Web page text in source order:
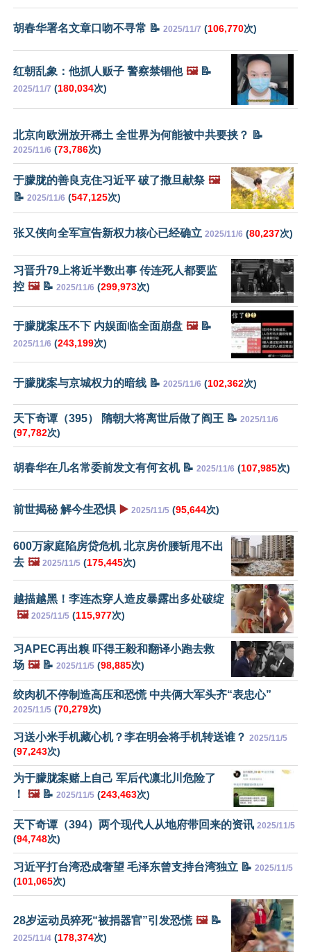
胡春华署名文章口吻不寻常 📝 2025/11/7 (106,770次)
红朝乱象：他抓人贩子 警察禁锢他 🖼️📝
2025/11/7 (180,034次)
北京向欧洲放开稀土 全世界为何能被中共要挟？ 📝
2025/11/6 (73,786次)
于朦胧的善良克住习近平 破了撒旦献祭 🖼️
📝 2025/11/6 (547,125次)
张又侠向全军宣告新权力核心已经确立 2025/11/6 (80,237次)
习晋升79上将近半数出事 传连死人都要监
控 🖼️📝 2025/11/6 (299,973次)
于朦胧案压不下 内娱面临全面崩盘 🖼️📝
2025/11/6 (243,199次)
于朦胧案与京城权力的暗线 📝 2025/11/6 (102,362次)
天下奇谭（395） 隋朝大将离世后做了阎王 📝 2025/11/6
(97,782次)
胡春华在几名常委前发文有何玄机 📝 2025/11/6 (107,985次)
前世揭秘 解今生恐惧 ▶️ 2025/11/5 (95,644次)
600万家庭陷房贷危机 北京房价腰斩甩不出
去 🖼️ 2025/11/5 (175,445次)
越描越黑！李连杰穿人造皮暴露出多处破绽
🖼️ 2025/11/5 (115,977次)
习APEC再出糗 吓得王毅和翻译小跑去救
场 🖼️📝 2025/11/5 (98,885次)
绞肉机不停制造高压和恐慌 中共俩大军头齐“表忠心”
2025/11/5 (70,279次)
习送小米手机藏心机？李在明会将手机转送谁？ 2025/11/5
(97,243次)
为于朦胧案赌上自己 军后代凛北川危险了
！
🖼️📝 2025/11/5 (243,463次)
天下奇谭（394）两个现代人从地府带回来的资讯 2025/11/5
(94,748次)
习近平打台湾恐成奢望 毛泽东曾支持台湾独立 📝 2025/11/5
(101,065次)
28岁运动员猝死“被捐器官”引发恐慌 🖼️📝
2025/11/4 (178,374次)